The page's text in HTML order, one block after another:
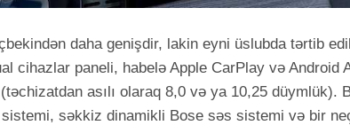
daha genişdir, lakin eyni üslubda tərtib
cihazlar paneli, habelə Apple CarPlay və Android
asılı olaraq 8,0 və ya 10,25 düymlük).
sistemi, səkkiz dinamikli Bose səs sistemi və bir